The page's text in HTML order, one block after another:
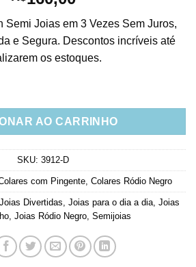
Semi Joias em 3 Vezes Sem Juros,
e Segura. Descontos incríveis até
os estoques.
Semijoia Em Rodio Negro quantidade
AO CARRINHO
SKU: 3912-D
com Pingente, Colares Ródio Negro
Joias Divertidas Joias para o dia a dia Joias
Joias Ródio Negro Semijoias